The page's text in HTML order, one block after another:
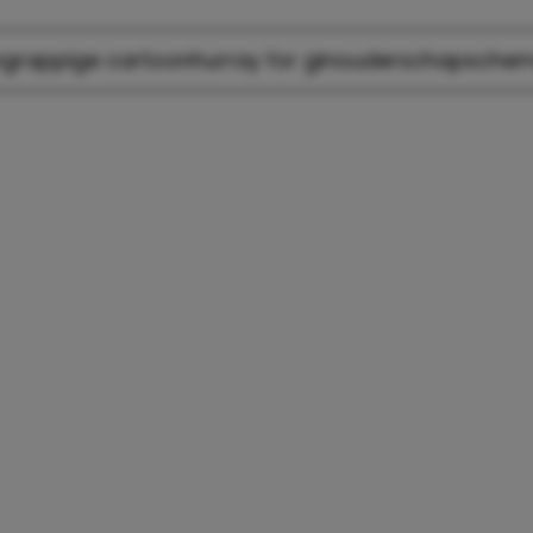
grappige cartoonhurray for ginouderschap